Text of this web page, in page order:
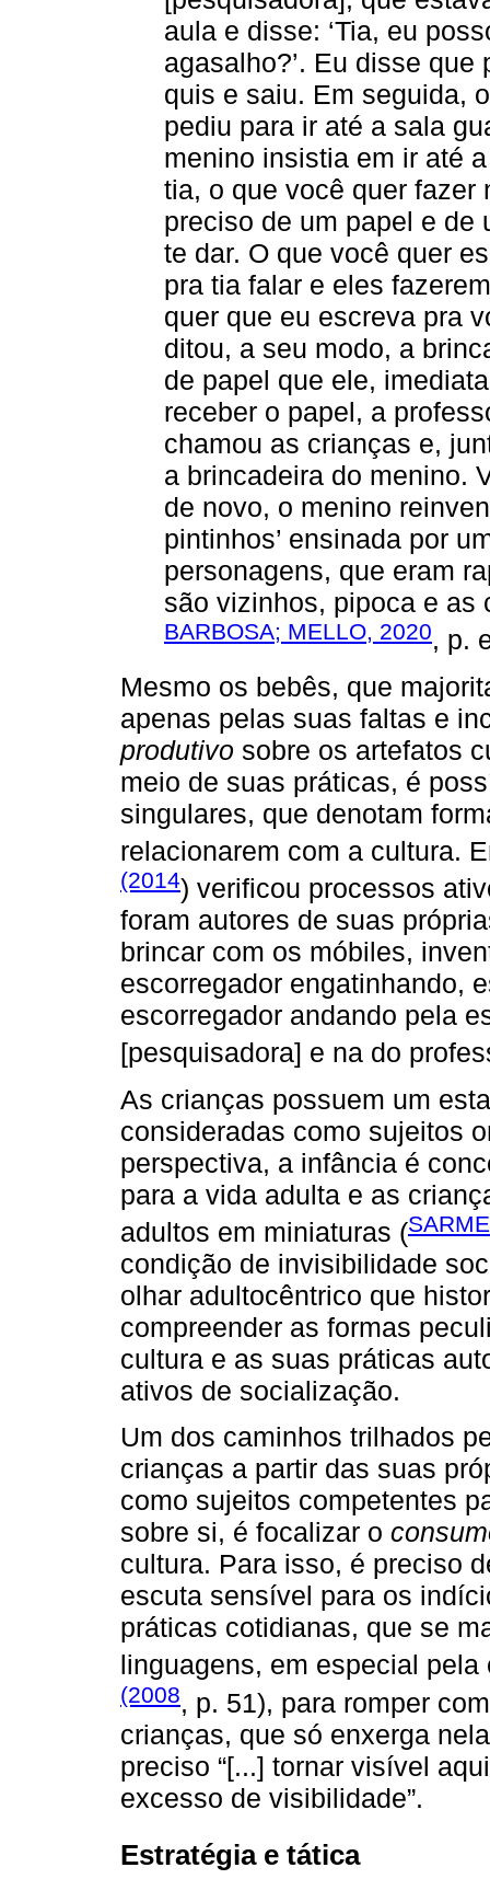
aula e disse: ‘Tia, eu
agasalho?’. Eu disse
quis e saiu. Em seguida,
pediu para ir até a sala
menino insistia em ir até
tia, o que você quer fazer
preciso de um papel e de
te dar. O que você quer
pra tia falar e eles
quer que eu escreva pra
ditou, a seu modo, a
de papel que ele,
receber o papel, a
chamou as crianças e,
a brincadeira do menino.
de novo, o menino
pintinhos’ ensinada por
personagens, que eram
são vizinhos, pipoca e as
BARBOSA; MELLO, 2020, p.
Mesmo os bebês, que
apenas pelas suas faltas e
produtivo sobre os artefatos
meio de suas práticas, é
singulares, que denotam
relacionarem com a cultura.
(2014) verificou processos
foram autores de suas
brincar com os móbiles,
escorregador engatinhando,
escorregador andando pela
[pesquisadora] e na do
As crianças possuem um
consideradas como sujeitos
perspectiva, a infância é
para a vida adulta e as
adultos em miniaturas (
condição de invisibilidade
olhar adultocêntrico que
compreender as formas
cultura e as suas práticas
ativos de socialização.
Um dos caminhos trilhados
crianças a partir das suas
como sujeitos competentes
sobre si, é focalizar o
cultura. Para isso, é preciso
escuta sensível para os
práticas cotidianas, que se
linguagens, em especial
(2008, p. 51), para romper
crianças, que só enxerga
preciso “[...] tornar visível
excesso de visibilidade”.
Estratégia e tática